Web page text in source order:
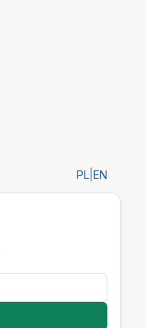
PL EN